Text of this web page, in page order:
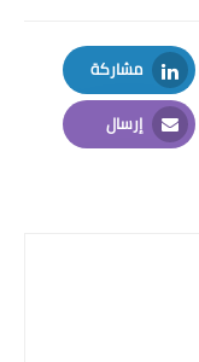
مشاركة
LinkedIn
إرسال
Email